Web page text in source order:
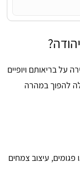
על בריאותם ויופיים
להפוך במהרה
עיצוב צמחים